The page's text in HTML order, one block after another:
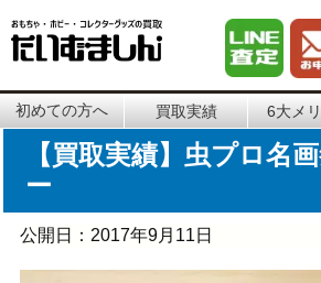
初めての方へ 買取実績 6大メ
【買取実績】虫プロ名
ー
公開日： 2017年9月11日